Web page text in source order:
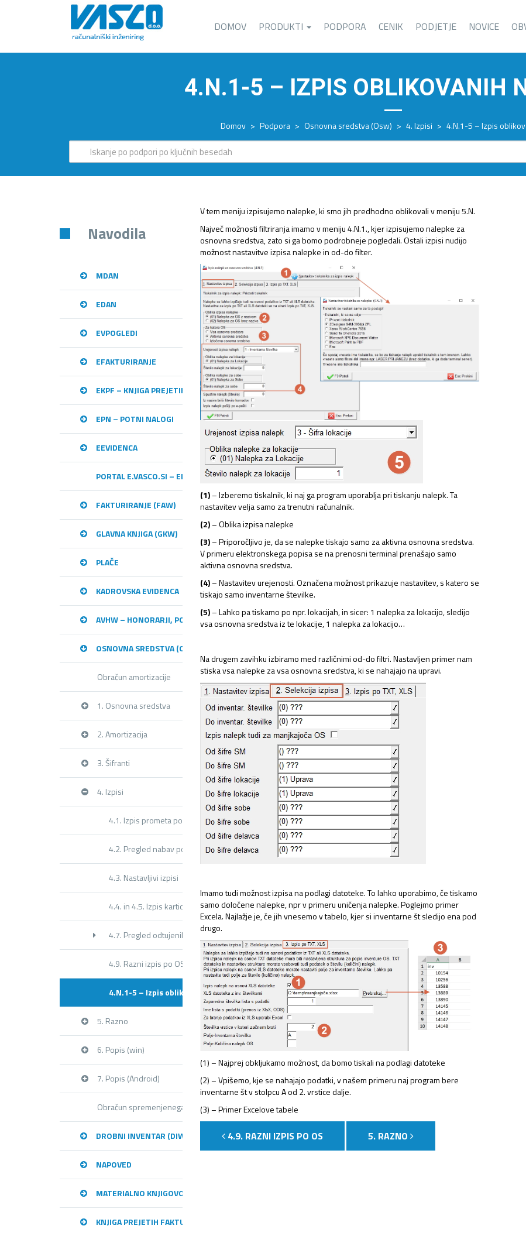
DOMOV PRODUKTI PODPORA CENIK PODJETJE NOVICE
4.N.1-5 – IZPIS OBLIKOVANIH
Domov > Podpora > Osnovna sredstva (Osw) > 4. Izpisi > 4.N.1-5 – Izpis
Navodila
MDAN
EDAN
EVPOGLEDI
EFAKTURIRANJE
EKPF – KNJIGA PREJETIH RAČUNOV
EPN – POTNI NALOGI
EEVIDENCA
PORTAL E.VASCO.SI – ELEKTRONSKA IZMENJAVA DOKUMENTOV
FAKTURIRANJE (FAW)
GLAVNA KNJIGA (GKW)
PLAČE
KADROVSKA EVIDENCA
AVHW – HONORARJI, PODJEMNE POGODBE, NAJEMNINE,…
OSNOVNA SREDSTVA (OSW)
Obračun amortizacije
1. Osnovna sredstva
2. Amortizacija
3. Šifranti
4. Izpisi
4.1. Izpis prometa po vrstah (Dnevnik)
4.2. Pregled nabav po mesecih
4.3. Nastavljivi izpisi
4.4. in 4.5. Izpis kartic knjiženja in premikov OS
4.7. Pregled odtujenih osnovnih sredstev
4.9. Razni izpis po OS
4.N.1-5 – Izpis oblikovanih nalepk
5. Razno
6. Popis (win)
7. Popis (Android)
Obračun spremenjenega odbitnega deleža DDV
DROBNI INVENTAR (DIW)
NAPOVED
MATERIALNO KNJIGOVODSTVO (MKW)
KNJIGA PREJETIH FAKTUR (KPFW)
V tem meniju izpisujemo nalepke, ki smo jih predhodno oblikovali v meniju 5.N.
Največ možnosti filtriranja imamo v meniju 4.N.1., kjer izpisujemo nalepke za
osnovna sredstva, zato si ga bomo podrobneje pogledali. Ostali izpisi nudijo
možnost nastavitve izpisa nalepke in od-do filter.
(1)– Izberemo tiskalnik, ki naj ga program uporablja pri tiskanju nalepk. Ta
nastavitev velja samo za trenutni računalnik.
(2)– Oblika izpisa nalepke
(3)– Priporočljivo je, da se nalepke tiskajo samo za aktivna osnovna sredstva.
V primeru elektronskega popisa se na prenosni terminal prenašajo samo
aktivna osnovna sredstva.
(4)– Nastavitev urejenosti. Označena možnost prikazuje nastavitev, s katero se
tiskajo samo inventarne številke.
(5)– Lahko pa tiskamo po npr. lokacijah, in sicer: 1 nalepka za lokacijo, sledijo
vsa osnovna sredstva iz te lokacije, 1 nalepka za lokacijo…
Na drugem zavihku izbiramo med različnimi od-do filtri. Nastavljen primer nam
stiska vsa nalepke za vsa osnovna sredstva, ki se nahajajo na upravi.
Imamo tudi možnost izpisa na podlagi datoteke. To lahko uporabimo, če tiskamo
samo določene nalepke, npr v primeru uničenja nalepke. Poglejmo primer
Excela. Najlažje je, če jih vnesemo v tabelo, kjer si inventarne št sledijo ena pod
drugo.
(1) – Najprej obkljukamo možnost, da bomo tiskali na podlagi datoteke
(2) – Vpišemo, kje se nahajajo podatki, v našem primeru naj program bere
inventarne št v stolpcu A od 2. vrstice dalje.
(3) – Primer Excelove tabele
4.9. RAZNI IZPIS PO OS 5. RAZNO